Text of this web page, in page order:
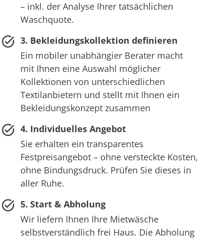
– inkl. der Analyse Ihrer tatsächlichen
Waschquote.
3. Bekleidungskollektion definieren
Ein mobiler unabhängier Berater macht
mit Ihnen eine Auswahl möglicher
Kollektionen von unterschiedlichen
Textilanbietern und stellt mit Ihnen ein
Bekleidungskonzept zusammen
4. Individuelles Angebot
Sie erhalten ein transparentes
Festpreisangebot – ohne versteckte Kosten,
ohne Bindungsdruck. Prüfen Sie dieses in
aller Ruhe.
5. Start & Abholung
Wir liefern Ihnen Ihre Mietwäsche
selbstverständlich frei Haus. Die Abholung